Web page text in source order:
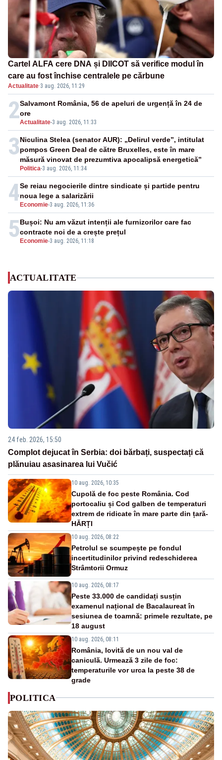
Cartel ALFA cere DNA și DIICOT să verifice modul în
care au fost închise centralele pe cărbune
Actualitate·3 aug. 2026, 11:29
2Actualitate-3 aug. 2026, 11:33
Salvamont România, 56 de apeluri de urgență în 24 de
ore
3
Politica-3 aug. 2026, 11:34
Niculina Stelea (senator AUR): „Delirul verde”, intitulat
pompos Green Deal de către Bruxelles, este în mare
măsură vinovat de prezumtiva apocalipsă energetică”
4 Economie-3 aug. 2026, 11:36
Se reiau negocierile dintre sindicate și partide pentru
noua lege a salarizării
5 Economie-3 aug. 2026, 11:18
Bușoi: Nu am văzut intenții ale furnizorilor care fac
contracte noi de a crește prețul
ACTUALITATE
24 feb. 2026, 15:50
Complot dejucat în Serbia: doi bărbați, suspectați că
plănuiau asasinarea lui Vučić
10 aug. 2026, 10:35
Cupolă de foc peste România. Cod
portocaliu și Cod galben de temperaturi
extrem de ridicate în mare parte din țară-
HĂRȚI
10 aug. 2026, 08:22
Petrolul se scumpește pe fondul
incertitudinilor privind redeschiderea
Strâmtorii Ormuz
10 aug. 2026, 08:17
Peste 33.000 de candidați susțin
examenul național de Bacalaureat în
sesiunea de toamnă: primele rezultate, pe
18 august
10 aug. 2026, 08:11
România, lovită de un nou val de
caniculă. Urmează 3 zile de foc:
temperaturile vor urca la peste 38 de
grade
POLITICA